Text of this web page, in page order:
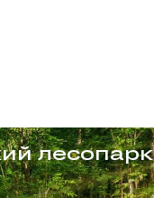
лесопарк